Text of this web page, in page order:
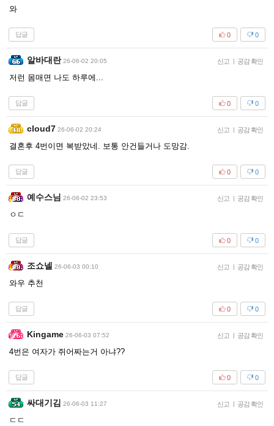
와
답글 0
0
알바대란 26-06-02 20:05 신고 | 공감 확인
저런 몸매면 나도 하루에...
답글 0
0
cloud7 26-06-02 20:24 신고 | 공감 확인
결혼후 4번이면 복받았네. 보통 안건들거나 도망감.
답글 0
0
예수스님 26-06-02 23:53 신고 | 공감 확인
ㅇㄷ
답글 0
0
조쇼넬 26-06-03 00:10 신고 | 공감 확인
와우 추천
답글 0
0
Kingame 26-06-03 07:52 신고 | 공감 확인
4번은 여자가 쥐어짜는거 아냐??
답글 0
0
싸대기김 26-06-03 11:27 신고 | 공감 확인
ㄷㄷ